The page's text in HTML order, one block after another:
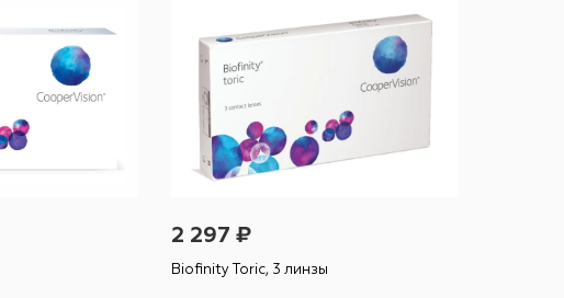
2 297 ₽
Biofinity Toric, 3 линзы